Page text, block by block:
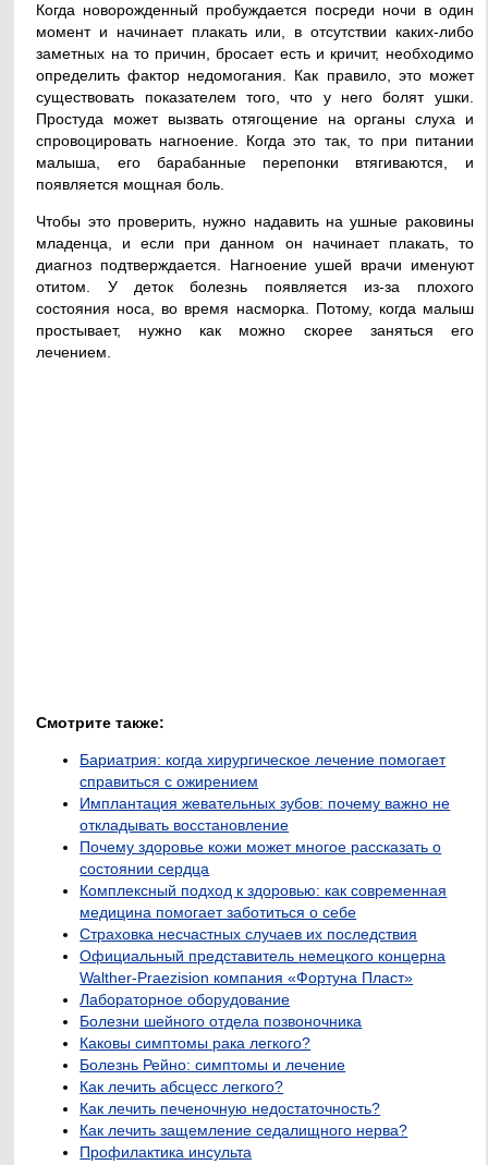
Когда новорожденный пробуждается посреди ночи в один
момент и начинает плакать или, в отсутствии каких-либо
заметных на то причин, бросает есть и кричит, необходимо
определить фактор недомогания. Как правило, это может
существовать показателем того, что у него болят ушки.
Простуда может вызвать отягощение на органы слуха и
спровоцировать нагноение. Когда это так, то при питании
малыша, его барабанные перепонки втягиваются, и
появляется мощная боль.
Чтобы это проверить, нужно надавить на ушные раковины
младенца, и если при данном он начинает плакать, то
диагноз подтверждается. Нагноение ушей врачи именуют
отитом. У деток болезнь появляется из-за плохого
состояния носа, во время насморка. Потому, когда малыш
простывает, нужно как можно скорее заняться его
лечением.
Смотрите также:
Бариатрия: когда хирургическое лечение помогает
справиться с ожирением
Имплантация жевательных зубов: почему важно не
откладывать восстановление
Почему здоровье кожи может многое рассказать о
состоянии сердца
Комплексный подход к здоровью: как современная
медицина помогает заботиться о себе
Страховка несчастных случаев их последствия
Официальный представитель немецкого концерна
Walther-Praezision компания «Фортуна Пласт»
Лабораторное оборудование
Болезни шейного отдела позвоночника
Каковы симптомы рака легкого?
Болезнь Рейно: симптомы и лечение
Как лечить абсцесс легкого?
Как лечить печеночную недостаточность?
Как лечить защемление седалищного нерва?
Профилактика инсульта